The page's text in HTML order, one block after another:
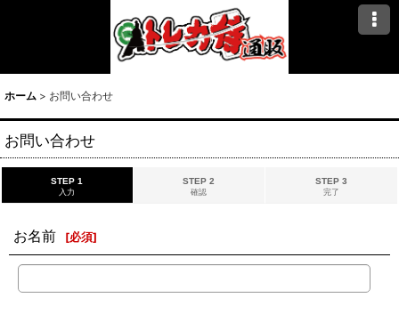
ホーム > お問い合わせ
お問い合わせ
STEP 1
入力
STEP 2
確認
STEP 3
完了
お名前 [必須]